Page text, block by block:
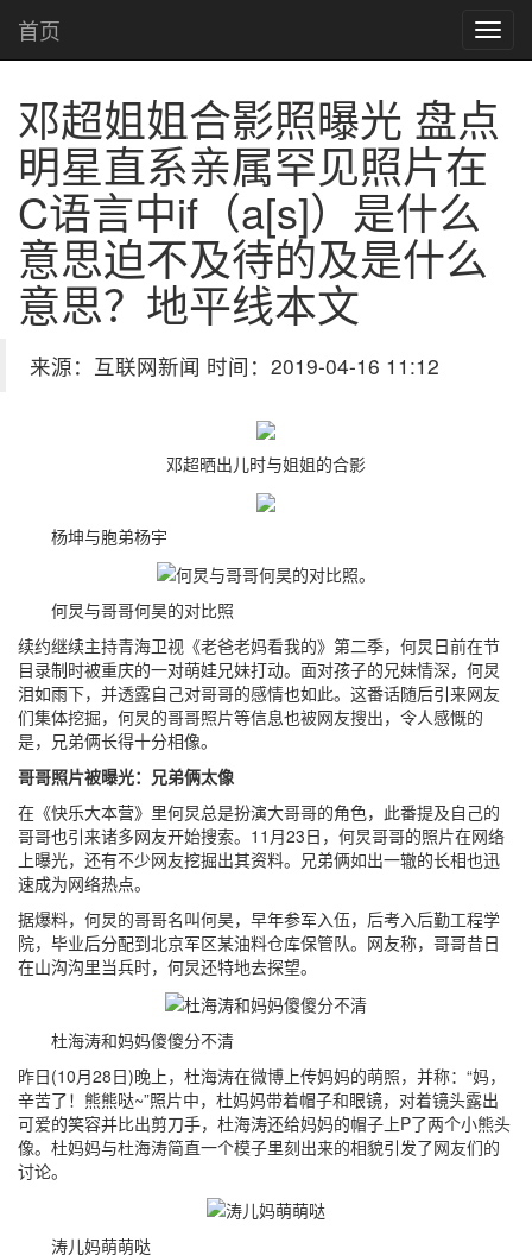
首页
邓超姐姐合影照曝光 盘点
明星直系亲属罕见照片在
C语言中if（a[s]）是什么
意思迫不及待的及是什么
意思？地平线本文
来源：互联网新闻 时间：2019-04-16 11:12
邓超晒出儿时与姐姐的合影
杨坤与胞弟杨宇
何炅与哥哥何昊的对比照
续约继续主持青海卫视《老爸老妈看我的》第二季，何炅日前在节
目录制时被重庆的一对萌娃兄妹打动。面对孩子的兄妹情深，何炅
泪如雨下，并透露自己对哥哥的感情也如此。这番话随后引来网友
们集体挖掘，何炅的哥哥照片等信息也被网友搜出，令人感慨的
是，兄弟俩长得十分相像。
哥哥照片被曝光：兄弟俩太像
在《快乐大本营》里何炅总是扮演大哥哥的角色，此番提及自己的
哥哥也引来诸多网友开始搜索。11月23日，何炅哥哥的照片在网络
上曝光，还有不少网友挖掘出其资料。兄弟俩如出一辙的长相也迅
速成为网络热点。
据爆料，何炅的哥哥名叫何昊，早年参军入伍，后考入后勤工程学
院，毕业后分配到北京军区某油料仓库保管队。网友称，哥哥昔日
在山沟沟里当兵时，何炅还特地去探望。
杜海涛和妈妈傻傻分不清
昨日(10月28日)晚上，杜海涛在微博上传妈妈的萌照，并称：“妈，
辛苦了！熊熊哒~”照片中，杜妈妈带着帽子和眼镜，对着镜头露出
可爱的笑容并比出剪刀手，杜海涛还给妈妈的帽子上P了两个小熊头
像。杜妈妈与杜海涛简直一个模子里刻出来的相貌引发了网友们的
讨论。
涛儿妈萌萌哒